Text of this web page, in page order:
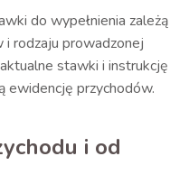
do wypełnienia zależą
rodzaju prowadzonej
stawki i instrukcję
ewidencję przychodów.
i od